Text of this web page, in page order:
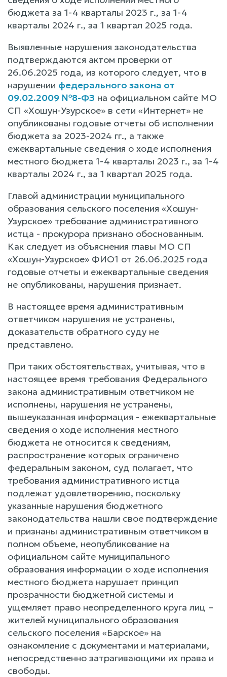
бюджета за 1-4 кварталы 2023 г., за 1-4
кварталы 2024 г., за 1 квартал 2025 года.
Выявленные нарушения законодательства
подтверждаются актом проверки от
26.06.2025 года, из которого следует, что в
нарушении федерального закона от
09.02.2009 №8-ФЗ на официальном сайте МО
СП «Хошун-Узурское» в сети «Интернет» не
опубликованы годовые отчеты об исполнении
бюджета за 2023-2024 гг., а также
ежеквартальные сведения о ходе исполнения
местного бюджета 1-4 кварталы 2023 г., за 1-4
кварталы 2024 г., за 1 квартал 2025 года.
Главой администрации муниципального
образования сельского поселения «Хошун-
Узурское» требование административного
истца - прокурора признано обоснованным.
Как следует из объяснения главы МО СП
«Хошун-Узурское» ФИО1 от 26.06.2025 года
годовые отчеты и ежеквартальные сведения
не опубликованы, нарушения признает.
В настоящее время административным
ответчиком нарушения не устранены,
доказательств обратного суду не
представлено.
При таких обстоятельствах, учитывая, что в
настоящее время требования Федерального
закона административным ответчиком не
исполнены, нарушения не устранены,
вышеуказанная информация - ежеквартальные
сведения о ходе исполнения местного
бюджета не относится к сведениям,
распространение которых ограничено
федеральным законом, суд полагает, что
требования административного истца
подлежат удовлетворению, поскольку
указанные нарушения бюджетного
законодательства нашли свое подтверждение
и признаны административным ответчиком в
полном объеме, неопубликование на
официальном сайте муниципального
образования информации о ходе исполнения
местного бюджета нарушает принцип
прозрачности бюджетной системы и
ущемляет право неопределенного круга лиц –
жителей муниципального образования
сельского поселения «Барское» на
ознакомление с документами и материалами,
непосредственно затрагивающими их права и
свободы.